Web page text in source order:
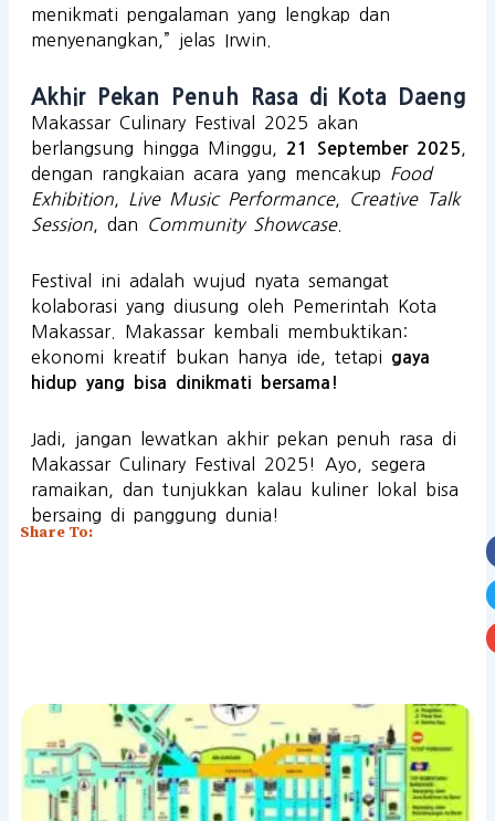
menikmati pengalaman yang lengkap dan
menyenangkan,” jelas Irwin.
Akhir Pekan Penuh Rasa di Kota Daeng
Makassar Culinary Festival 2025 akan
berlangsung hingga Minggu,
21 September 2025 ,
dengan rangkaian acara yang mencakup Food
Exhibition, Live Music Performance,
Creative Talk
Session, dan Community Showcase.
Festival ini adalah wujud nyata semangat
kolaborasi yang diusung oleh Pemerintah Kota
Makassar. Makassar kembali membuktikan:
ekonomi kreatif bukan hanya ide, tetapi
gaya
hidup yang bisa dinikmati bersama!
Jadi, jangan lewatkan akhir pekan penuh rasa di
Makassar Culinary Festival 2025! Ayo, segera
ramaikan, dan tunjukkan kalau kuliner lokal bisa
bersaing di panggung dunia!
Share To: